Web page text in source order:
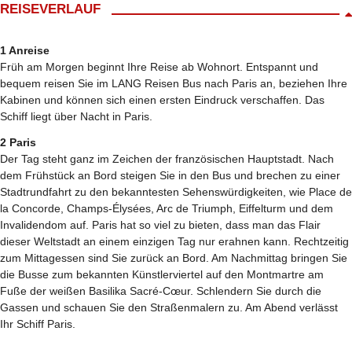
REISEVERLAUF
1 Anreise
Früh am Morgen beginnt Ihre Reise ab Wohnort. Entspannt und
bequem reisen Sie im LANG Reisen Bus nach Paris an, beziehen Ihre
Kabinen und können sich einen ersten Eindruck verschaffen. Das
Schiff liegt über Nacht in Paris.
2 Paris
Der Tag steht ganz im Zeichen der französischen Hauptstadt. Nach
dem Frühstück an Bord steigen Sie in den Bus und brechen zu einer
Stadtrundfahrt zu den bekanntesten Sehenswürdigkeiten, wie Place de
la Concorde, Champs-Élysées, Arc de Triumph, Eiffelturm und dem
Invalidendom auf. Paris hat so viel zu bieten, dass man das Flair
dieser Weltstadt an einem einzigen Tag nur erahnen kann. Rechtzeitig
zum Mittagessen sind Sie zurück an Bord. Am Nachmittag bringen Sie
die Busse zum bekannten Künstlerviertel auf den Montmartre am
Fuße der weißen Basilika Sacré-Cœur. Schlendern Sie durch die
Gassen und schauen Sie den Straßenmalern zu. Am Abend verlässt
Ihr Schiff Paris.